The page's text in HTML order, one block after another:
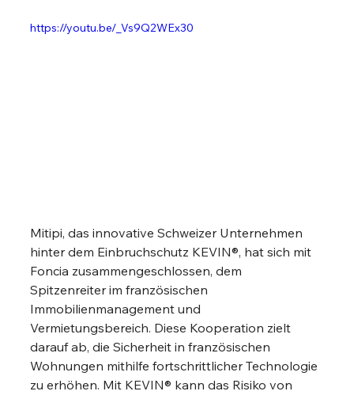
https://youtu.be/_Vs9Q2WEx30
Mitipi, das innovative Schweizer Unternehmen
hinter dem Einbruchschutz KEVIN®, hat sich mit
Foncia zusammengeschlossen, dem
Spitzenreiter im französischen
Immobilienmanagement und
Vermietungsbereich. Diese Kooperation zielt
darauf ab, die Sicherheit in französischen
Wohnungen mithilfe fortschrittlicher Technologie
zu erhöhen. Mit KEVIN® kann das Risiko von